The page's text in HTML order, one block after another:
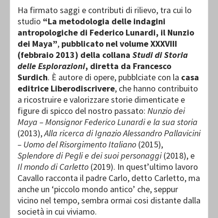
Ha firmato saggi e contributi di rilievo, tra cui lo
studio “La metodologia delle indagini
antropologiche di Federico Lunardi, il Nunzio
dei Maya”, pubblicato nel volume XXXVIII
(febbraio 2013) della collana Studi di Storia
delle Esplorazioni, diretta da Francesco
Surdich. È autore di opere, pubblciate con la casa
editrice Liberodiscrivere, che hanno contribuito
a ricostruire e valorizzare storie dimenticate e
figure di spicco del nostro passato: Nunzio dei
Maya – Monsignor Federico Lunardi e la sua storia
(2013),Alla ricerca di Ignazio Alessandro Pallavicini
– Uomo del Risorgimento Italiano (2015),
Splendore di Pegli e dei suoi personaggi(2018), e
Il mondo di Carletto (2019). In quest’ultimo lavoro
Cavallo racconta il padre Carlo, detto Carletto, ma
anche un ‘piccolo mondo antico’ che, seppur
vicino nel tempo, sembra ormai cosi distante dalla
società in cui viviamo.